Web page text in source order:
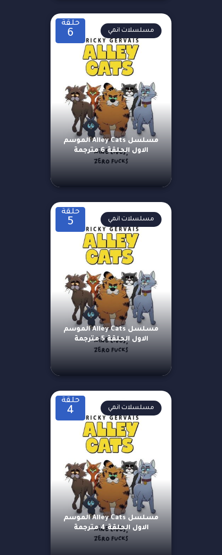
حلقة
6
مسلسل Alley Cats الموسم
الاول الحلقة 6 مترجمة
مسلسلات انمي
حلقة
5
مسلسل Alley Cats الموسم
الاول الحلقة 5 مترجمة
مسلسلات انمي
حلقة
4
مسلسل Alley Cats الموسم
الاول الحلقة 4 مترجمة
مسلسلات انمي